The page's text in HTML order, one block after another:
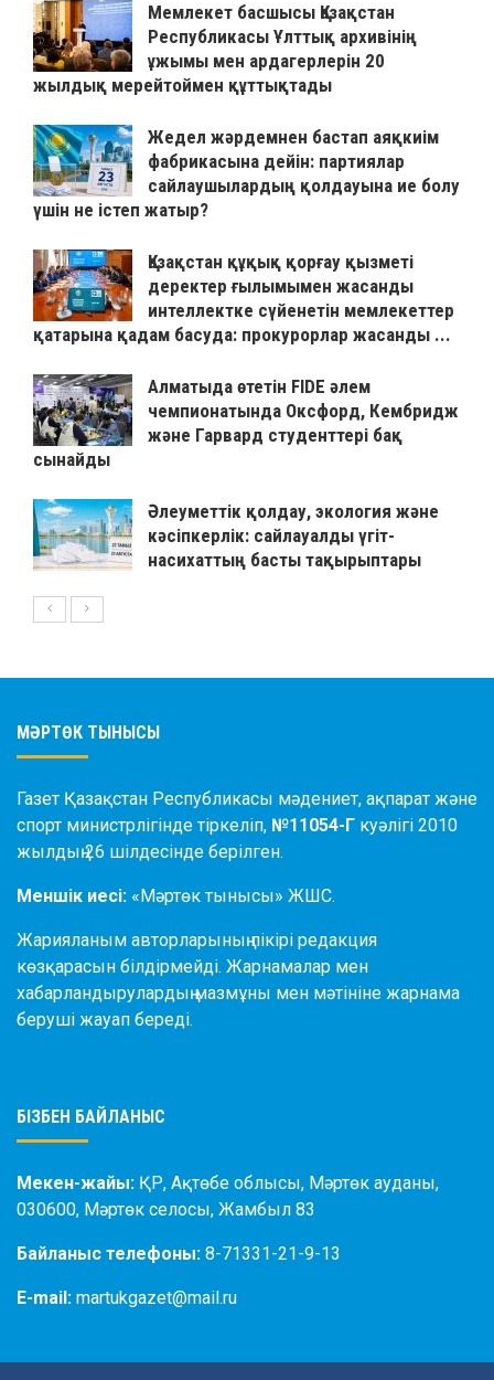
Мемлекет басшысы Қазақстан
Республикасы Ұлттық архивінің
ұжымы мен ардагерлерін 20
жылдық мерейтоймен құттықтады
Жедел жәрдемнен бастап аяқкиім
фабрикасына дейін: партиялар
сайлаушылардың қолдауына ие болу
үшін не істеп жатыр?
Қазақстан құқық қорғау қызметі
деректер ғылымымен жасанды
интеллектке сүйенетін мемлекеттер
қатарына қадам басуда: прокурорлар жасанды ...
Алматыда өтетін FIDE әлем
чемпионатында Оксфорд, Кембридж
және Гарвард студенттері бақ
сынайды
Әлеуметтік қолдау, экология және
кәсіпкерлік: сайлауалды үгіт-
насихаттың басты тақырыптары
МӘРТӨК ТЫНЫСЫ
Газет Қазақстан Республикасы мәдениет, ақпарат және
спорт министрлігінде тіркеліп, №11054-Г куәлігі 2010
жылдың 26 шілдесінде берілген.
Меншік иесі: «Мәртөк тынысы» ЖШС.
Жарияланым авторларының пікірі редакция
көзқарасын білдірмейді. Жарнамалар мен
хабарландырулардың мазмұны мен мәтініне жарнама
беруші жауап береді.
БІЗБЕН БАЙЛАНЫС
Мекен-жайы: ҚР, Ақтөбе облысы, Мәртөк ауданы,
030600, Мәртөк селосы, Жамбыл 83
Байланыс телефоны: 8-71331-21-9-13
E-mail: martukgazet@mail.ru